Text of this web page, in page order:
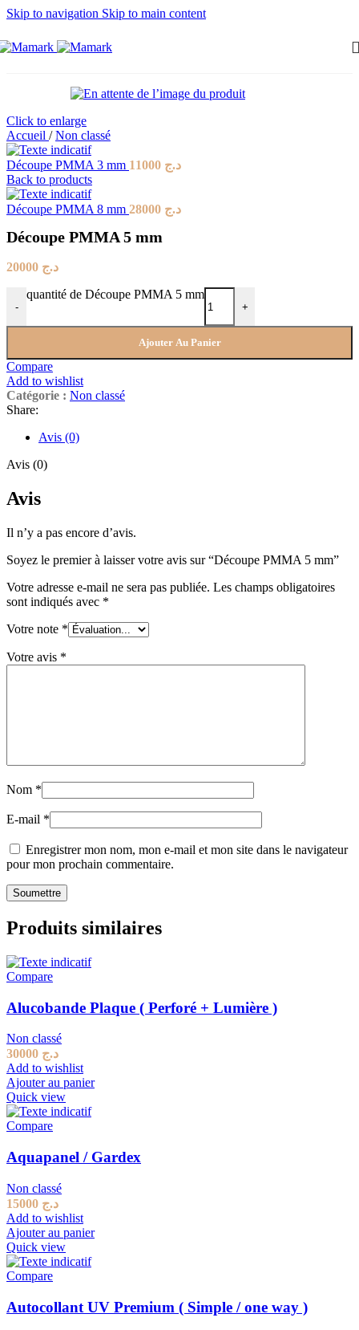
Skip to navigation Skip to main content
Click to enlarge
Accueil / Non classé
Découpe PMMA 3 mm د.ج
Back to products
Découpe PMMA 8 mm د.ج
Découpe PMMA 5 mm
د.ج
-
quantité de Découpe PMMA 5 mm
+
Ajouter Au Panier
Compare
Add to wishlist
Catégorie : Non classé
Share:
Avis (0)
Avis (0)
Avis
Il n’y a pas encore d’avis.
Soyez le premier à laisser votre avis sur “Découpe PMMA 5 mm”
Votre adresse e-mail ne sera pas publiée. Les champs obligatoires
sont indiqués avec *
Votre note *
Votre avis *
Nom *
E-mail *
Enregistrer mon nom, mon e-mail et mon site dans le navigateur
pour mon prochain commentaire.
Produits similaires
Compare
Alucobande Plaque ( Perforé + Lumière )
Non classé
د.ج
Add to wishlist
Ajouter au panier
Quick view
Compare
Aquapanel / Gardex
Non classé
د.ج
Add to wishlist
Ajouter au panier
Quick view
Compare
Autocollant UV Premium ( Simple / one way )